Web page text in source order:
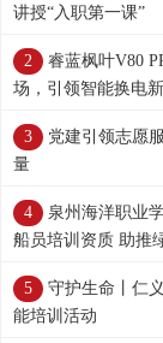
讲授“入职第一课”
睿蓝枫叶V80
场，引领智能换电
党建引领志愿
量
泉州海洋职业
船员培训资质 助推
守护生命丨仁
能培训活动